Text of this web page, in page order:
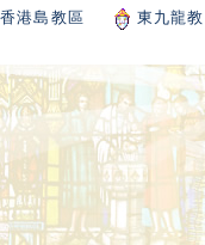
港島教區 東九龍